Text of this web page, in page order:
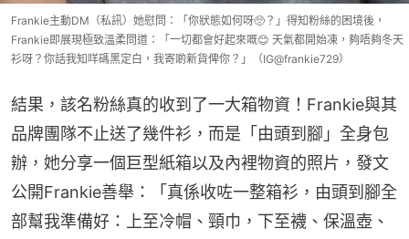
Frankie主動DM（私訊）她慰問：「你狀態如何呀🥺？」得知粉絲的困境後，
Frankie即展現極致溫柔問道：「一切都會好起來嘅😊 天氣都開始凍，夠唔夠冬天
衫呀？你話我知咩碼黑定白，我寄啲新貨俾你？」（IG@frankie729）
結果，該名粉絲真的收到了一大箱物資！Frankie與其
品牌團隊不止送了幾件衫，而是「由頭到腳」全身包
辦，她分享一個巨型紙箱以及內裡物資的照片，發文
公開Frankie善舉：「真係收咗一整箱衫，由頭到腳全
部幫我準備好：上至冷帽、頸巾，下至襪、保溫壺、